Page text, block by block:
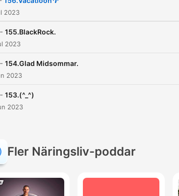
2023
- 155.BlackRock.
2023
- 154.Glad Midsommar.
2023
- 153.(^_^)
2023
Fler Näringsliv-poddar